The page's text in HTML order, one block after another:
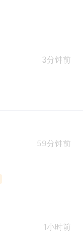
3分钟前
59分钟前
1小时前